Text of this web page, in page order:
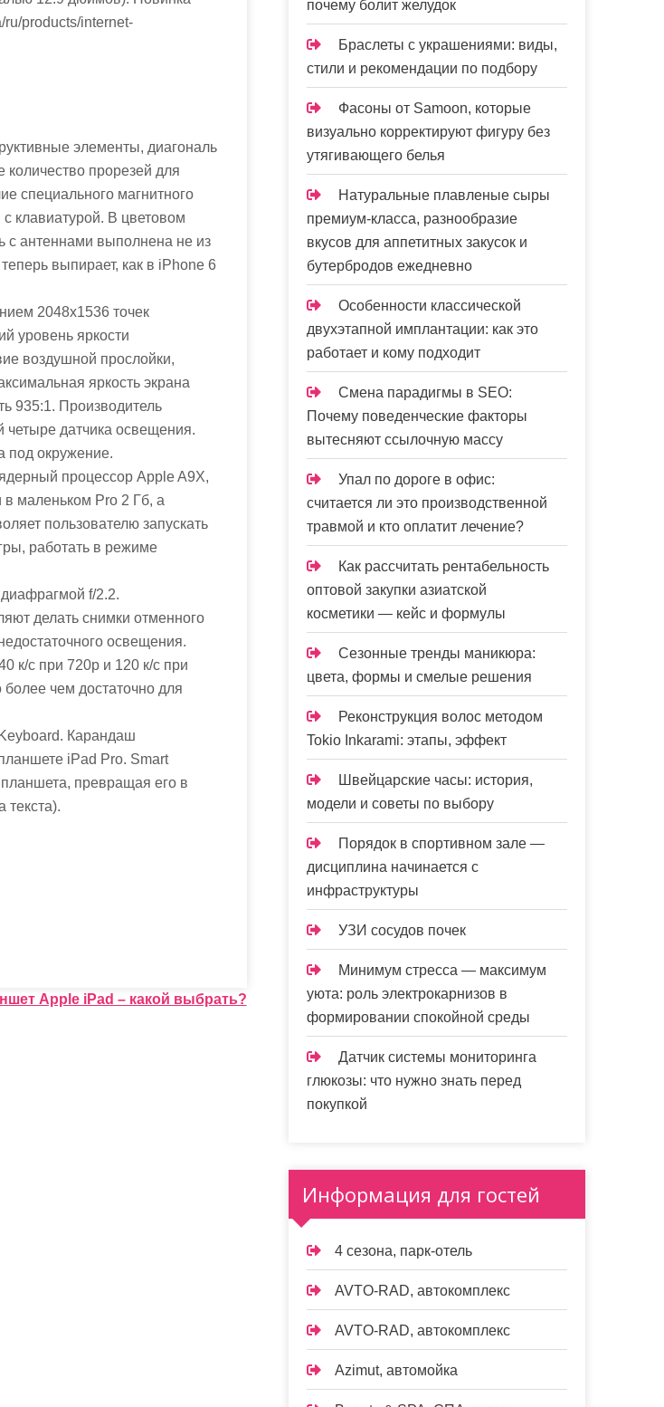
ru/products/internet-
элементы, диагональ
прорезей для
специального магнитного
клавиатурой. В цветовом
с антеннами выполнена не из
выпирает, как в iPhone 6
2048х1536 точек
уровень яркости
воздушной прослойки,
яркость экрана
935:1. Производитель
датчика освещения.
под окружение.
процессор Apple A9X,
в маленьком Pro 2 Гб, а
пользователю запускать
работать в режиме
f/2.2.
делать снимки отменного
освещения.
к/с при 720p и 120 к/с при
чем достаточно для
Карандаш
iPad Pro. Smart
превращая его в
текста).
Apple iPad – какой выбрать?
почему болит желудок
Браслеты с украшениями: виды,
стили и рекомендации по подбору
Фасоны от Samoon, которые
визуально корректируют фигуру без
утягивающего белья
Натуральные плавленые сыры
премиум-класса, разнообразие
вкусов для аппетитных закусок и
бутербродов ежедневно
Особенности классической
двухэтапной имплантации: как это
работает и кому подходит
Смена парадигмы в SEO:
Почему поведенческие факторы
вытесняют ссылочную массу
Упал по дороге в офис:
считается ли это производственной
травмой и кто оплатит лечение?
Как рассчитать рентабельность
оптовой закупки азиатской
косметики — кейс и формулы
Сезонные тренды маникюра:
цвета, формы и смелые решения
Реконструкция волос методом
Tokio Inkarami: этапы, эффект
Швейцарские часы: история,
модели и советы по выбору
Порядок в спортивном зале —
дисциплина начинается с
инфраструктуры
УЗИ сосудов почек
Минимум стресса — максимум
уюта: роль электрокарнизов в
формировании спокойной среды
Датчик системы мониторинга
глюкозы: что нужно знать перед
покупкой
Информация для гостей
4 сезона, парк-отель
AVTO-RAD, автокомплекс
AVTO-RAD, автокомплекс
Azimut, автомойка